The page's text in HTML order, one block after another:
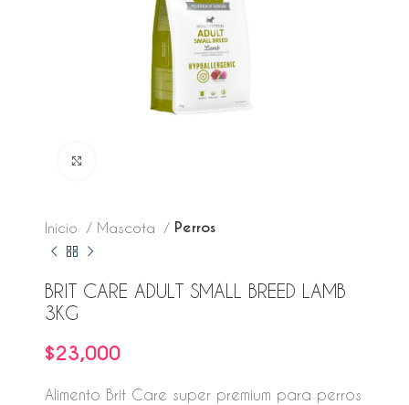
Inicio Mascota Perros
BRIT CARE ADULT SMALL BREED LAMB
3KG
$23,000
Alimento Brit Care super premium para perros